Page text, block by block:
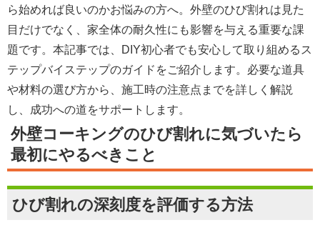
ら始めれば良いのかお悩みの方へ。外壁のひび割れは見た
目だけでなく、家全体の耐久性にも影響を与える重要な課
題です。本記事では、DIY初心者でも安心して取り組めるス
テップバイステップのガイドをご紹介します。必要な道具
や材料の選び方から、施工時の注意点までを詳しく解説
し、成功への道をサポートします。
外壁コーキングのひび割れに気づいたら
最初にやるべきこと
ひび割れの深刻度を評価する方法